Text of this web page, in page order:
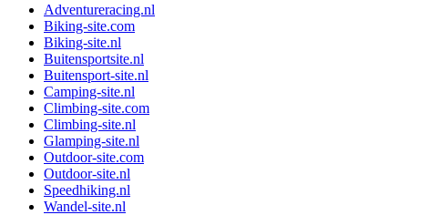
Adventureracing.nl
Biking-site.com
Biking-site.nl
Buitensportsite.nl
Buitensport-site.nl
Camping-site.nl
Climbing-site.com
Climbing-site.nl
Glamping-site.nl
Outdoor-site.com
Outdoor-site.nl
Speedhiking.nl
Wandel-site.nl